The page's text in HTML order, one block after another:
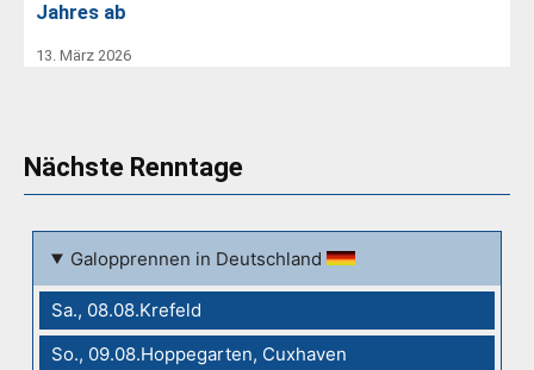
Jahres ab
13. März 2026
Nächste Renntage
Galopprennen in Deutschland
Sa., 08.08.Krefeld
So., 09.08.Hoppegarten, Cuxhaven